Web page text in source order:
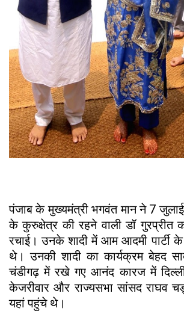
पंजाब के मुख्यमंत्री भगवंत मान ने 7 जुलाई
के कुरुक्षेत्र की रहने वाली डॉ गुरप्रीत
रचाई। उनके शादी में आम आदमी पार्टी
थे। उनकी शादी का कार्यक्रम बेहद
चंडीगढ़ में रखे गए आनंद कारज में
केजरीवार और राज्यसभा सांसद राघव
यहां पहुंचे थे।